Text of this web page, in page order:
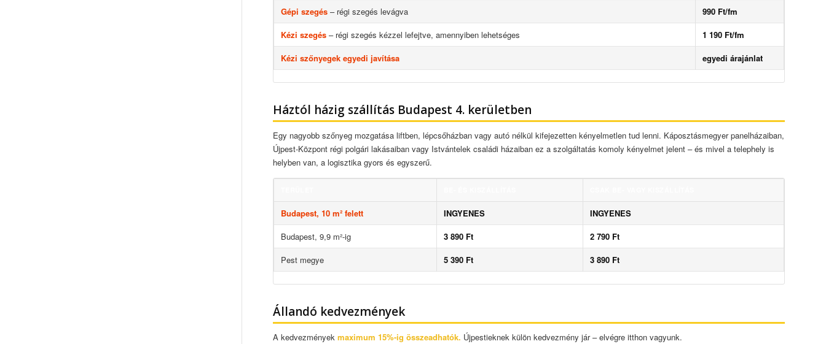
Gépi szegés– régi szegés levágva
990 Ft/fm
Kézi szegés– régi szegés kézzel lefejtve, amennyiben lehetséges
1 190 Ft/fm
Kézi szőnyegek egyedi javítása
egyedi árajánlat
Háztól házig szállítás Budapest 4. kerületben
Egy nagyobb szőnyeg mozgatása liftben, lépcsőházban vagy autó nélkül kifejezetten kényelmetlen tud lenni. Káposztásmegyer panelházaiban,
Újpest-Központ régi polgári lakásaiban vagy Istvántelek családi házaiban ez a szolgáltatás komoly kényelmet jelent – és mivel a telephely is
helyben van, a logisztika gyors és egyszerű.
Budapest, 10 m² felett INGYENES
INGYENES
Budapest, 9,9 m²-ig
3 890 Ft
2 790 Ft
Pest megye
5 390 Ft 3 890 Ft
Állandó kedvezmények
A kedvezmények maximum 15%-ig összeadhatók. Újpestieknek külön kedvezmény jár – elvégre itthon vagyunk.